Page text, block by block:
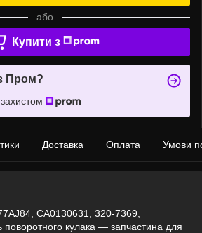
або
Купити з
Пром?
Доставка Оплата Умови
CA0130631, 320-7369,
кулака — запчастина для